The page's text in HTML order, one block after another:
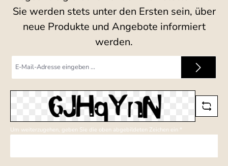
Sie werden stets unter den Ersten sein, über
neue Produkte und Angebote informiert
werden.
Mail-
Um weiterzugehen, geben Sie die oben abgebildeten Zeichen ein *